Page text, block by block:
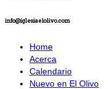
info@iglesiaelolivo.com
Home
Acerca
Calendario
Nuevo en El Olivo